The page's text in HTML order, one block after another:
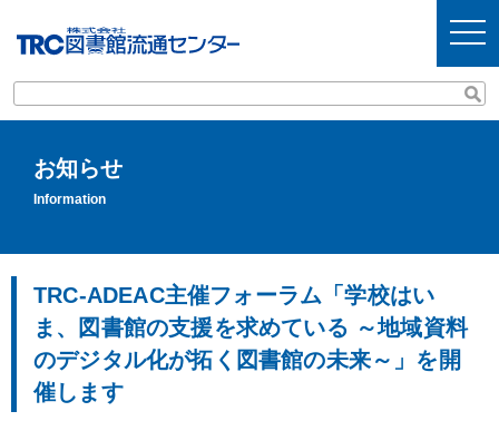
t
o
g
l
e
お知らせ
Information
TRC-ADEAC主催フォーラム「学校はい
ま、図書館の支援を求めている ～地域資料
のデジタル化が拓く図書館の未来～」を開
催します